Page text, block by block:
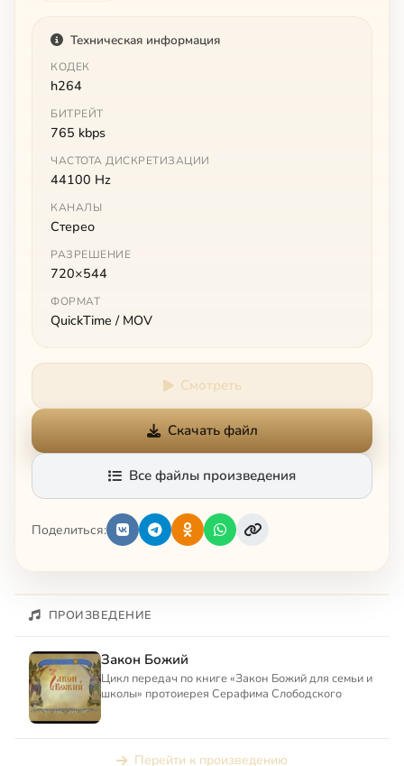
Техническая информация
КОДЕК
h264
БИТРЕЙТ
765 kbps
ЧАСТОТА ДИСКРЕТИЗАЦИИ
44100 Hz
КАНАЛЫ
Стерео
РАЗРЕШЕНИЕ
720×544
ФОРМАТ
QuickTime / MOV
Смотреть
Скачать файл
Все файлы произведения
Поделиться:
ПРОИЗВЕДЕНИЕ
Закон Божий
Цикл передач по книге «Закон Божий для семьи и
школы» протоиерея Серафима Слободского
Перейти к произведению